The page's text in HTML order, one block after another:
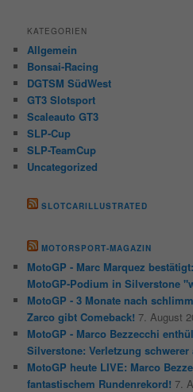
KATEGORIEN
Allgemein
Bonsai-Racing
DGTSM SüdWest
GT3 Slotsport
Scaleauto GT3
SLP-Cup
SLP-TeamCup
Uncategorized
SLOTCARILLUSTRATED
MOTORSPORT-MAGAZIN
MotoGP - Marc Marquez
MotoGP-Podium in Silverstone
MotoGP - 3 Monate nach
Zarco gibt Comeback! 7. August
MotoGP - Marco Bezzecchi
Silverstone: Verletzung schwerer
MotoGP heute LIVE: Marco
fantastischem Rundenrekord! 7.